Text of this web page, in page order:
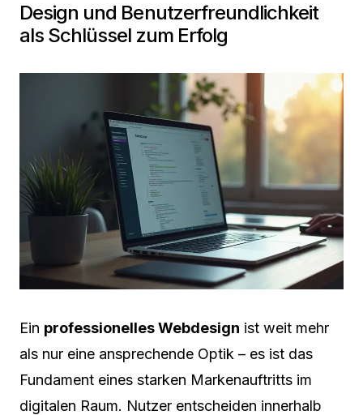
Design und Benutzerfreundlichkeit
als Schlüssel zum Erfolg
Ein professionelles Webdesign ist weit mehr
als nur eine ansprechende Optik – es ist das
Fundament eines starken Markenauftritts im
digitalen Raum. Nutzer entscheiden innerhalb